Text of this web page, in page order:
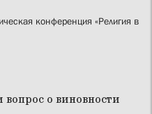
конференция «Религия в